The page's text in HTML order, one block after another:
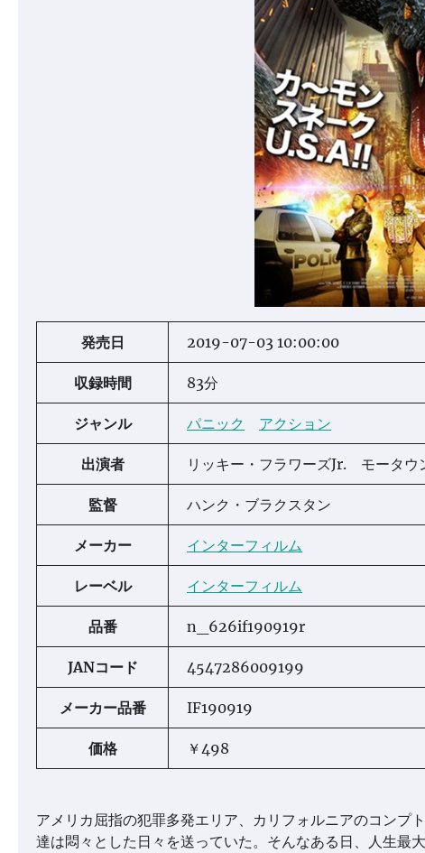
発売日 2019-07-03 10:00:00
収録時間 83分
ジャンル パニック アクション
出演者 リッキー・フラワーズJr. モータ
監督 ハンク・ブラクスタン
メーカー インターフィルム
レーベル インターフィルム
品番 n_626if190919r
JANコード 4547286009199
メーカー品番 IF190919
価格 ￥498
アメリカ屈指の犯罪多発エリア、カリフォルニアのコンプ
達は悶々とした日々を送っていた。そんなある日、人生最